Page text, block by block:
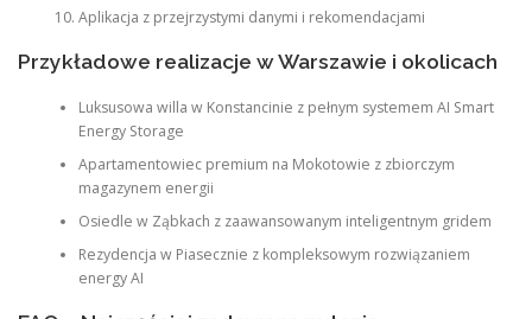
Aplikacja z przejrzystymi danymi i rekomendacjami
Przykładowe realizacje w Warszawie i okolicach
Luksusowa willa w Konstancinie z pełnym systemem AI Smart
Energy Storage
Apartamentowiec premium na Mokotowie z zbiorczym
magazynem energii
Osiedle w Ząbkach z zaawansowanym inteligentnym gridem
Rezydencja w Piasecznie z kompleksowym rozwiązaniem
energy AI